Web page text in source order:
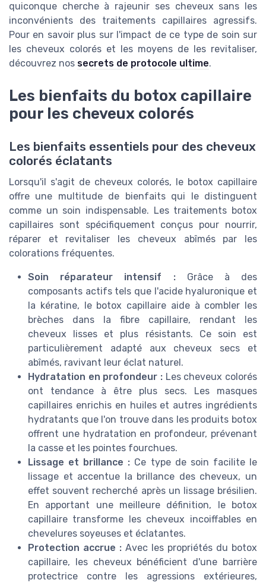
quiconque cherche à rajeunir ses cheveux sans les
inconvénients des traitements capillaires agressifs.
Pour en savoir plus sur l'impact de ce type de soin sur
les cheveux colorés et les moyens de les revitaliser,
découvrez nos secrets de protocole ultime.
Les bienfaits du botox capillaire
pour les cheveux colorés
Les bienfaits essentiels pour des cheveux
colorés éclatants
Lorsqu'il s'agit de cheveux colorés, le botox capillaire
offre une multitude de bienfaits qui le distinguent
comme un soin indispensable. Les traitements botox
capillaires sont spécifiquement conçus pour nourrir,
réparer et revitaliser les cheveux abîmés par les
colorations fréquentes.
Soin réparateur intensif :Grâce à des
composants actifs tels que l'acide hyaluronique et
la kératine, le botox capillaire aide à combler les
brèches dans la fibre capillaire, rendant les
cheveux lisses et plus résistants. Ce soin est
particulièrement adapté aux cheveux secs et
abîmés, ravivant leur éclat naturel.
Hydratation en profondeur : Les cheveux colorés
ont tendance à être plus secs. Les masques
capillaires enrichis en huiles et autres ingrédients
hydratants que l'on trouve dans les produits botox
offrent une hydratation en profondeur, prévenant
la casse et les pointes fourchues.
Lissage et brillance : Ce type de soin facilite le
lissage et accentue la brillance des cheveux, un
effet souvent recherché après un lissage brésilien.
En apportant une meilleure définition, le botox
capillaire transforme les cheveux incoiffables en
chevelures soyeuses et éclatantes.
Protection accrue : Avec les propriétés du botox
capillaire, les cheveux bénéficient d'une barrière
protectrice contre les agressions extérieures,